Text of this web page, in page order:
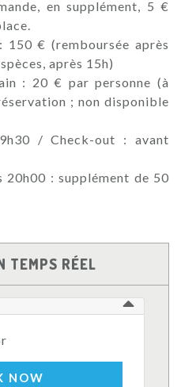
en supplément, 5 €
€ (remboursée après
après 15h)
: 20 € par personne (à
; non disponible
/ Check-out : avant
: supplément de 50
TEMPS RÉEL
NOW